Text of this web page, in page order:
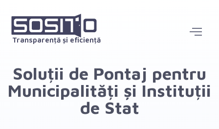
Transparență și eficiență
Soluții de Pontaj pentru
Municipalități și Instituții
de Stat